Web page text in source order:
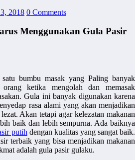
2018 0 Comments
Menggunakan Gula Pasir
bumbu masak yang Paling banyak
ketika mengolah dan memasak
Gula ini banyak digunakan karena
rasa alami yang akan menjadikan
Akan tetapi agar kelezatan makanan
baik dan lebih sempurna. Ada baiknya
putih dengan kualitas yang sangat baik.
terbaik yang bisa menjadikan makanan
adalah gula pasir gulaku.